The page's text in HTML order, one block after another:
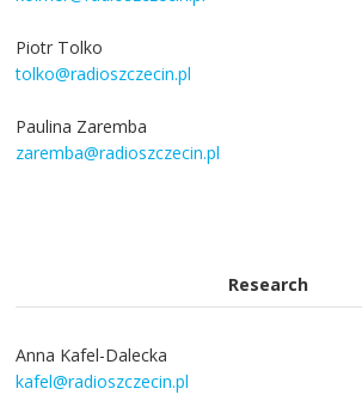
Piotr Tolko
tolko@radioszczecin.pl
Paulina Zaremba
zaremba@radioszczecin.pl
Research
Anna Kafel-Dalecka
kafel@radioszczecin.pl